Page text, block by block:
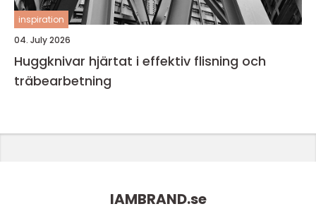
inspiration
04. July 2026
Huggknivar hjärtat i effektiv flisning och
träbearbetning
IAMBRAND.se